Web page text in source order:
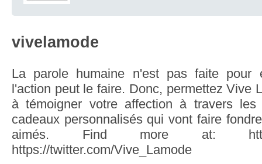
vivelamode
La parole humaine n'est pas faite pour
l'action peut le faire. Donc, permettez Vive
à témoigner votre affection à travers
cadeaux personnalisés qui vont faire
aimés. Find more at: https://
https://twitter.com/Vive_Lamode